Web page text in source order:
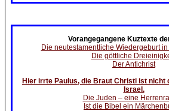
Vorangegangene Kuztexte
Die neutestamentliche Wiedergeburt
Die göttliche
Der Antichrist
Hier irrte Paulus, die Braut Christi ist nicht
Israel.
Die Juden – eine
Ist die Bibel ein